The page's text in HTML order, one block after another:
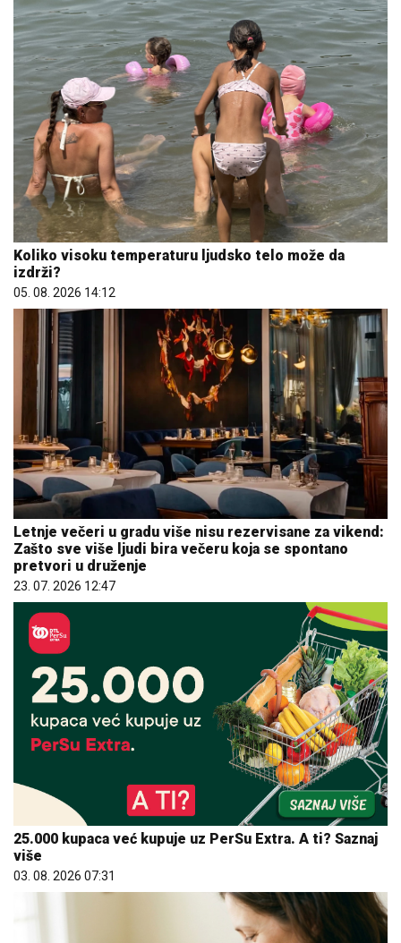
Koliko visoku temperaturu ljudsko telo može da
izdrži?
05. 08. 2026 14:12
Letnje večeri u gradu više nisu rezervisane za vikend:
Zašto sve više ljudi bira večeru koja se spontano
pretvori u druženje
23. 07. 2026 12:47
25.000 kupaca već kupuje uz PerSu Extra. A ti? Saznaj
više
03. 08. 2026 07:31